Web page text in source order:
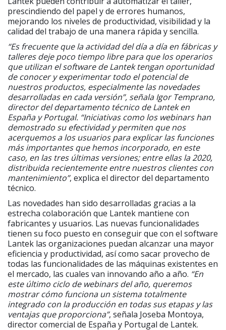
prescindiendo del papel y de errores humanos,
mejorando los niveles de productividad, visibilidad y la
calidad del trabajo de una manera rápida y sencilla.
“Es frecuente que la actividad del díaa día en fábricas y
talleres deje poco tiempo libre para que los operarios
que utilizan el software de Lantek tengan oportunidad
de conocer y experimentar todo el potencial de
nuestros productos, especialmente las novedades
desarrolladas en cada versión”, señala Igor Temprano,
director del departamento técnico de Lantek en
España y Portugal. “Iniciativas como los webinars han
demostrado su efectividad y permiten que nos
acerquemos a los usuarios para explicar las funciones
más importantes que hemos incorporado, en este
caso, en las tres últimas versiones; entre ellas la 2020,
distribuida recientemente entre nuestros clientes con
mantenimiento”, explica el director del departamento
técnico.
Las novedades han sido desarrolladas gracias a la
estrecha colaboración que Lantek mantiene con
fabricantes y usuarios. Las nuevas funcionalidades
tienen su foco puesto en conseguir que con el software
Lantek las organizaciones puedan alcanzar una mayor
eficiencia y productividad, así como sacar provecho de
todas las funcionalidades de las máquinas existentes en
el mercado, las cuales van innovando año a año. “En
este último ciclo de webinars del año, queremos
mostrar cómo funciona un sistema totalmente
integrado con la producción en todas sus etapas y las
ventajas que proporciona”, señala Joseba Montoya,
director comercial de España y Portugal de Lantek.